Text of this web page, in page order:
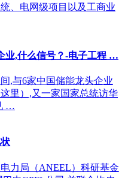
、电网级项目以及工商业
业,什么信号？-电子工程 …
,与6家中国储能龙头企业
里）,又一家国家总统访华
…
力局（ANEEL）科研基金